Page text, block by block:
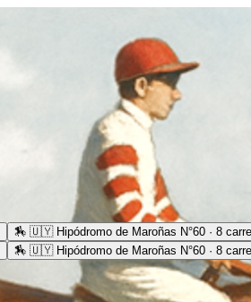
🏇 🇺🇾 Hipódromo de Maroñas N°60 · 8
🏇 🇺🇾 Hipódromo de Maroñas N°60 · 8